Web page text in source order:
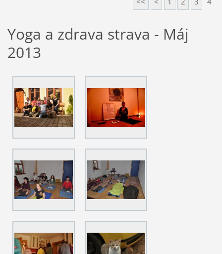
Yoga a zdrava strava - Máj
2013